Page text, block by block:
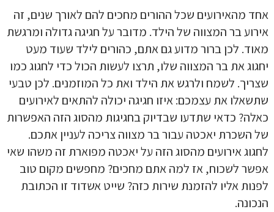
אחד מהאירועים שכל ההורים מחכים להם לאורך שנים, זה
אירוע בר המצווה של הילד. מדובר על חגיגה גדולה ומרגשת
מאוד. לכן ברור מדוע גם אתם, כהורים לילד שעוד מעט
יחגוג את בר המצווה שלו, תרצו לעשות הכול כדי לחגוג כמו
שצריך. לשמח ולרגש את הילד ואת כל המוזמנים. לכן טבעי
שתשאלו את עצמכם: איזו חגיגה יכולה להתאים לאירועים
כאלה? כדאי שתדעו שבדיוק בחגיגות מהסוג הזה האפשרות
של השכרת יאכטה עבור בר מצווה צריכה לעניין אתכם.
לחגוג אירועים מהסוג הזה על יאכטה מפוארת זה משהו שאי
אפשר לשכוח, אז למה אתם מחכים? מחפשים מקום טוב
לפנות אליו להזמנת שירות כזה? שייט אשדוד זו הכתובת
הנכונה.